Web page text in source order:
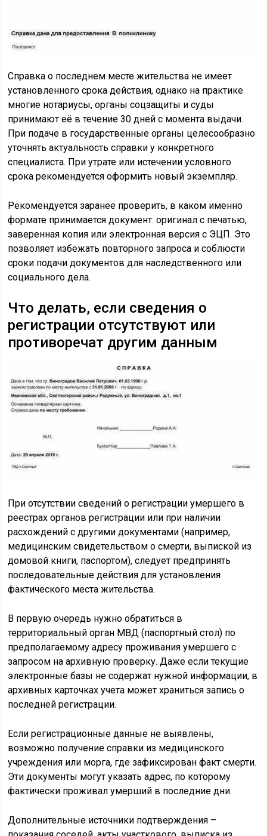
Справка о последнем месте жительства не имеет
установленного срока действия, однако на практике
многие нотариусы, органы соцзащиты и суды
принимают её в течение 30 дней с момента выдачи.
При подаче в государственные органы целесообразно
уточнять актуальность справки у конкретного
специалиста. При утрате или истечении условного
срока рекомендуется оформить новый экземпляр.
Рекомендуется заранее проверить, в каком именно
формате принимается документ: оригинал с печатью,
заверенная копия или электронная версия с ЭЦП. Это
позволяет избежать повторного запроса и соблюсти
сроки подачи документов для наследственного или
социального дела.
Что делать, если сведения о
регистрации отсутствуют или
противоречат другим данным
При отсутствии сведений о регистрации умершего в
реестрах органов регистрации или при наличии
расхождений с другими документами (например,
медицинским свидетельством о смерти, выпиской из
домовой книги, паспортом), следует предпринять
последовательные действия для установления
фактического места жительства.
В первую очередь нужно обратиться в
территориальный орган МВД (паспортный стол) по
предполагаемому адресу проживания умершего с
запросом на архивную проверку. Даже если текущие
электронные базы не содержат нужной информации, в
архивных карточках учета может храниться запись о
последней регистрации.
Если регистрационные данные не выявлены,
возможно получение справки из медицинского
учреждения или морга, где зафиксирован факт смерти.
Эти документы могут указать адрес, по которому
фактически проживал умерший в последние дни.
Дополнительные источники подтверждения –